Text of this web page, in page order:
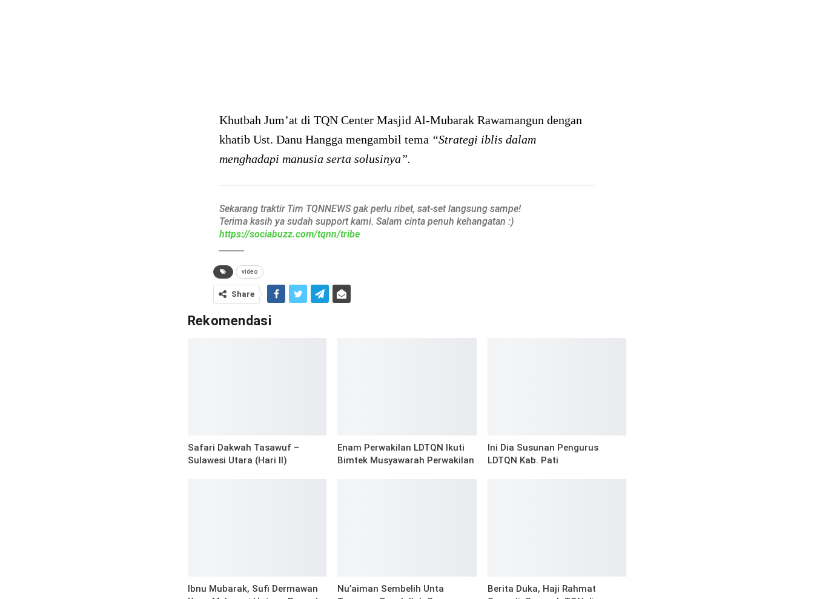
Khutbah Jum’at di TQN Center Masjid Al-Mubarak Rawamangun dengan
khatib Ust. Danu Hangga mengambil tema “Strategi iblis dalam
menghadapi manusia serta solusinya”.
Sekarang traktir Tim TQNNEWS gak perlu ribet, sat-set langsung sampe!
Terima kasih ya sudah support kami. Salam cinta penuh kehangatan :)
https://sociabuzz.com/tqnn/tribe
video
Share
Rekomendasi
Safari Dakwah Tasawuf –
Sulawesi Utara (Hari II)
Enam Perwakilan LDTQN Ikuti
Bimtek Musyawarah Perwakilan
Ini Dia Susunan Pengurus
LDTQN Kab. Pati
Ibnu Mubarak, Sufi Dermawan
Nu’aiman Sembelih Unta
Berita Duka, Haji Rahmat